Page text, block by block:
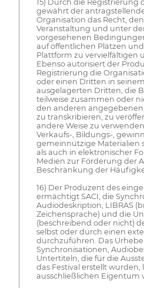
15) Durch die Registrierung
gewährt der
Organisation das Recht,
Veranstaltung und unter
vorgesehenen
auf öffentlichen Plätzen
Plattform zu vervielfältigen
Ebenso autorisiert der
Registrierung die
oder einen Dritten in
ausgelagerten Dritten, die
teilweise zusammen oder
den anderen
zu transkribieren, zu
andere Weise zu
Verkaufs-, Bildungs-,
gemeinnützige Materialien
als auch in elektronischer
Medien zur Förderung der
Beschränkung der
16) Der Produzent des
ermächtigt SACI, die
Audiodeskription, LIBRAS
Zeichensprache) und die
(beschreibend oder nicht)
selbst oder durch einen
durchzuführen. Das
Synchronisationen,
Untertiteln, die für die
das Festival erstellt wurden,
ausschließlichen Eigentum